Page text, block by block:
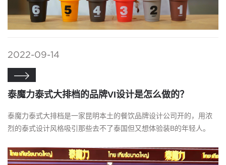
2022-09-14

泰魔力泰式大排档的品牌VI设计是怎么做的？
泰魔力泰式大排档是一家昆明本土的餐饮品牌设计公司开的，用浓
烈的泰式设计风格吸引那些去不了泰国但又想体验装B的年轻人。